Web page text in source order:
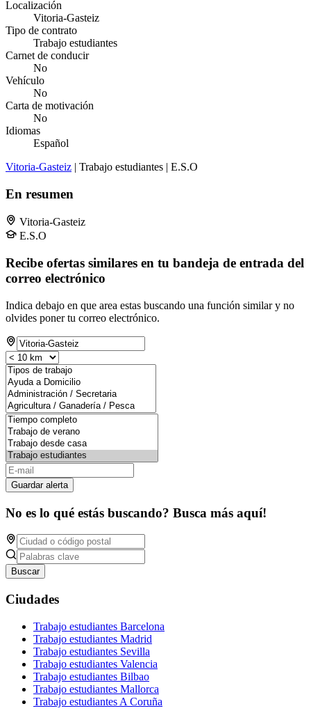
Localización
Vitoria-Gasteiz
Tipo de contrato
Trabajo estudiantes
Carnet de conducir
No
Vehículo
No
Carta de motivación
No
Idiomas
Español
Vitoria-Gasteiz | Trabajo estudiantes | E.S.O
En resumen
Vitoria-Gasteiz
E.S.O
Recibe ofertas similares en tu bandeja de entrada del
correo electrónico
Indica debajo en que area estas buscando una función similar y no
olvides poner tu correo electrónico.
Guardar alerta
No es lo qué estás buscando? Busca más aquí!
Buscar
Ciudades
Trabajo estudiantes Barcelona
Trabajo estudiantes Madrid
Trabajo estudiantes Sevilla
Trabajo estudiantes Valencia
Trabajo estudiantes Bilbao
Trabajo estudiantes Mallorca
Trabajo estudiantes A Coruña